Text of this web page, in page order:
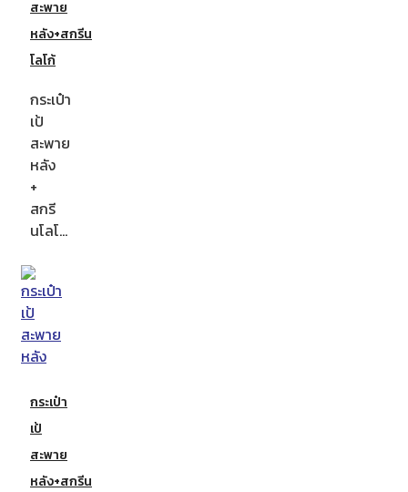
สะพาย
หลัง+สกรีน
โลโก้
กระเป๋า
เป้
สะพาย
หลัง
+
สกรี
นโลโ…
กระเป๋า
เป้
สะพาย
หลัง+สกรีน